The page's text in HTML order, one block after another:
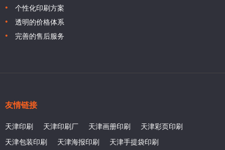
个性化印刷方案
透明的价格体系
完善的售后服务
友情链接
天津印刷 天津印刷厂 天津画册印刷
天津彩页印刷
天津包装印刷
天津海报印刷 天津手提袋印刷